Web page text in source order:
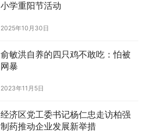
小学重阳节活动
2025年10月30日
俞敏洪自养的四只鸡不敢吃：怕被
网暴
2023年11月5日
经济区党工委书记杨仁忠走访柏强
制药推动企业发展新举措